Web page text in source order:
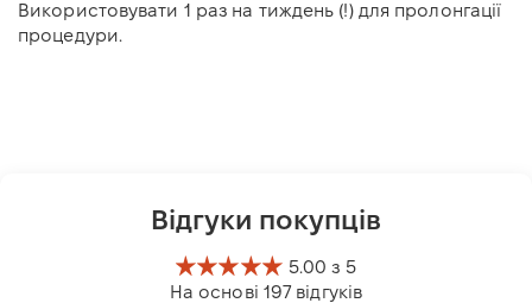
Використовувати 1 раз на тиждень (!) для пролонгації
процедури.
Відгуки покупців
5.00 з 5
На основі 197 відгуків